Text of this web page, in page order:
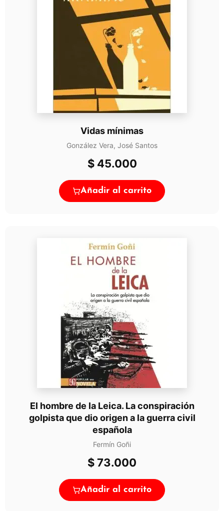
Vidas mínimas
González Vera, José Santos
$45.000
Añadir al carrito
El hombre de la Leica. La conspiración
golpista que dio origen a la guerra civil
española
Fermín Goñi
$73.000
Añadir al carrito